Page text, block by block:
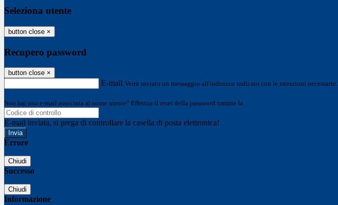
Seleziona utente
button close ×
Recupero password
button close ×
E-mail Verrà inviato un messaggio all'indirizzo indicato con le istruzioni necessarie.
Non hai una e-mail associata al nome utente? Effettua il reset della password tramite la
E-mail inviata, si prega di controllare la casella di posta elettronica!
Errore
Chiudi
Successo
Chiudi
Informazione